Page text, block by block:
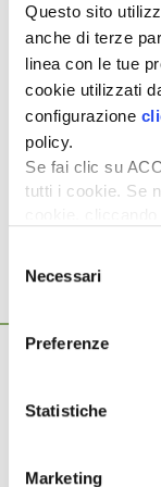
Questo sito
anche di terze
linea con le tue
cookie utilizzati
configurazione
policy.
Se fai clic su
tutti i cookie. Se
desideri
delNecessari
Preferenze
Statistiche
Marketing
Articolo
Clausola di
di A.D.M.
Per leggere
completo
Argomenti:
10 Giugno 2026
Da troppo tempo
in caduta libera